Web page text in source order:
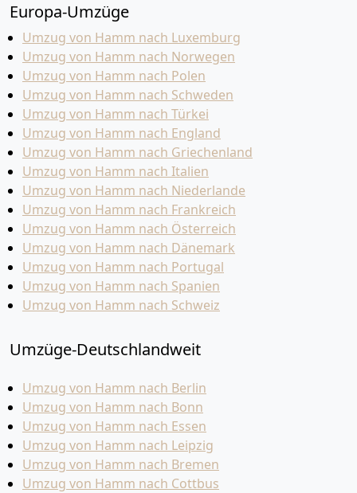
Europa-Umzüge
Umzug von Hamm nach Luxemburg
Umzug von Hamm nach Norwegen
Umzug von Hamm nach Polen
Umzug von Hamm nach Schweden
Umzug von Hamm nach Türkei
Umzug von Hamm nach England
Umzug von Hamm nach Griechenland
Umzug von Hamm nach Italien
Umzug von Hamm nach Niederlande
Umzug von Hamm nach Frankreich
Umzug von Hamm nach Österreich
Umzug von Hamm nach Dänemark
Umzug von Hamm nach Portugal
Umzug von Hamm nach Spanien
Umzug von Hamm nach Schweiz
Umzüge-Deutschlandweit
Umzug von Hamm nach Berlin
Umzug von Hamm nach Bonn
Umzug von Hamm nach Essen
Umzug von Hamm nach Leipzig
Umzug von Hamm nach Bremen
Umzug von Hamm nach Cottbus